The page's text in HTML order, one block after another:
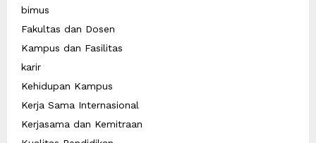
bimus
Fakultas dan Dosen
Kampus dan Fasilitas
karir
Kehidupan Kampus
Kerja Sama Internasional
Kerjasama dan Kemitraan